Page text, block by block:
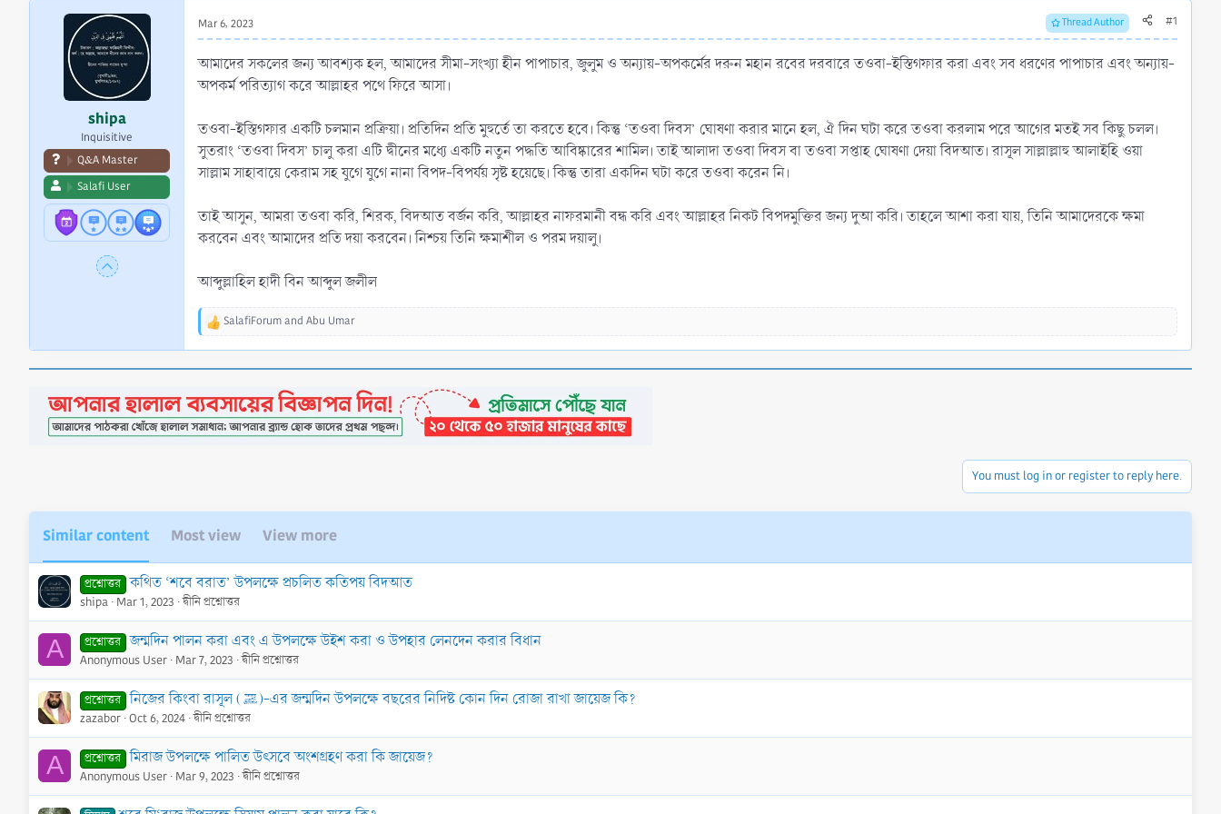
r
e
shipa
Inquisitive
Q&A Master
Salafi User
Mar 6, 2023 Thread Author #1
আমাদের সকলের জন্য আবশ্যক হল, আমাদের সীমা-সংখ্যা হীন পাপাচার, জুলুম ও অন্যায়-অপকর্মের দরুন মহান রবের দরবারে তওবা-ইস্তিগফার করা এবং সব ধরণের পাপাচার এবং অন্যায়-
অপকর্ম পরিত্যাগ করে আল্লাহর পথে ফিরে আসা।
তওবা-ইস্তিগফার একটি চলমান প্রক্রিয়া। প্রতিদিন প্রতি মুহুর্তে তা করতে হবে। কিন্তু ‘তওবা দিবস’ ঘোষণা করার মানে হল, ঐ দিন ঘটা করে তওবা করলাম পরে আগের মতই সব কিছু চলল।
সুতরাং ‘তওবা দিবস’ চালু করা এটি দ্বীনের মধ্যে একটি নতুন পদ্ধতি আবিষ্কারের শামিল। তাই আলাদা তওবা দিবস বা তওবা সপ্তাহ ঘোষণা দেয়া বিদআত। রাসূল সাল্লাল্লাহু আলাইহি ওয়া
সাল্লাম সাহাবায়ে কেরাম সহ যুগে যুগে নানা বিপদ-বিপর্যয় সৃষ্ট হয়েছে। কিন্তু তারা একদিন ঘটা করে তওবা করেন নি।
তাই আসুন, আমরা তওবা করি, শিরক, বিদআত বর্জন করি, আল্লাহর নাফরমানী বন্ধ করি এবং আল্লাহর নিকট বিপদমুক্তির জন্য দুআ করি। তাহলে আশা করা যায়, তিনি আমাদেরকে ক্ষমা
করবেন এবং আমাদের প্রতি দয়া করবেন। নিশ্চয় তিনি ক্ষমাশীল ও পরম দয়ালু।
আব্দুল্লাহিল হাদী বিন আব্দুল জলীল
R
i
o
n
SalafiForumand Abu Umar
You must log in or register to reply here.
Similar content Most view View more
প্রশ্নোত্তর কথিত ‘শবে বরাত’ উপলক্ষে প্রচলিত কতিপয় বিদআত
shipa Mar 1, 2023 দ্বীনি প্রশ্নোত্তর
A প্রশ্নোত্তর জন্মদিন পালন করা এবং এ উপলক্ষে উইশ করা ও উপহার লেনদেন করার বিধান
Anonymous User Mar 7, 2023 দ্বীনি প্রশ্নোত্তর
প্রশ্নোত্তর নিজের কিংবা রাসূল (ﷺ)-এর জন্মদিন উপলক্ষে বছরের নিদিষ্ট কোন দিন রোজা রাখা জায়েজ কি?
zazabor Oct 6, 2024 দ্বীনি প্রশ্নোত্তর
A প্রশ্নোত্তর মিরাজ উপলক্ষে পালিত উৎসবে অংশগ্রহণ করা কি জায়েজ?
Anonymous User Mar 9, 2023 দ্বীনি প্রশ্নোত্তর